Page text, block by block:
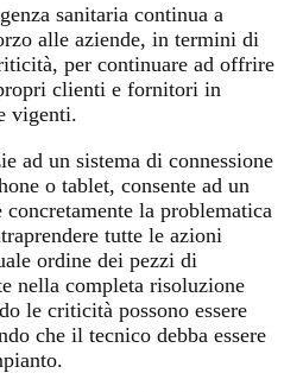
sanitaria continua a
alle aziende, in termini di
per continuare ad offrire
clienti e fornitori in
vigenti.
ad un sistema di connessione
o tablet, consente ad un
la problematica
tutte le azioni
ordine dei pezzi di
nella completa risoluzione
le criticità possono essere
che il tecnico debba essere